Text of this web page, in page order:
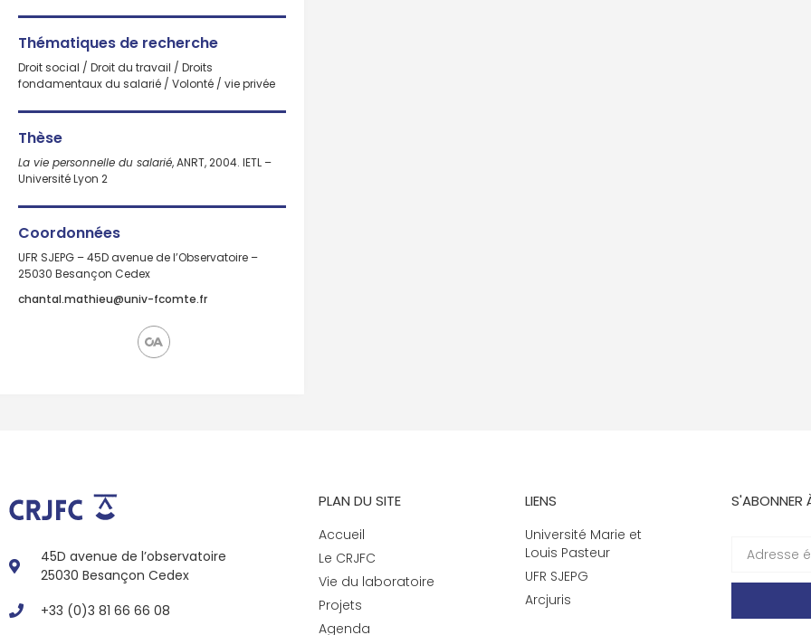
Thématiques de recherche
Droit social / Droit du travail / Droits
fondamentaux du salarié / Volonté / vie privée
Thèse
La vie personnelle du salarié, ANRT, 2004. IETL –
Université Lyon 2
Coordonnées
UFR SJEPG – 45D avenue de l’Observatoire –
25030 Besançon Cedex
chantal.mathieu@univ-fcomte.fr
45D avenue de l’observatoire
25030 Besançon Cedex
+33 (0)3 81 66 66 08
PLAN DU SITE
Accueil
Le CRJFC
Vie du laboratoire
Projets
Agenda
LIENS
Université Marie et
Louis Pasteur
UFR SJEPG
Arcjuris
S'ABONNER